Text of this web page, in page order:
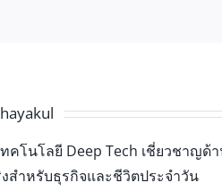
คโนโลยี Deep Tech เชี่ยวชาญด้
สำหรับธุรกิจและชีวิตประจำวัน